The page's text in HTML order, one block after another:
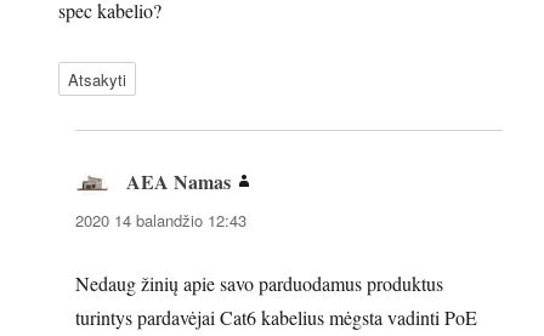
spec kabelio?
Atsakyti
AEA Namas
2020 14 balandžio 12:43
Nedaug žinių apie savo parduodamus produktus
turintys pardavėjai Cat6 kabelius mėgsta vadinti PoE